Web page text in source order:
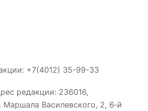
+7(4012) 35-99-33
редакции: 236016,
Маршала Василевского, 2, 6‑й